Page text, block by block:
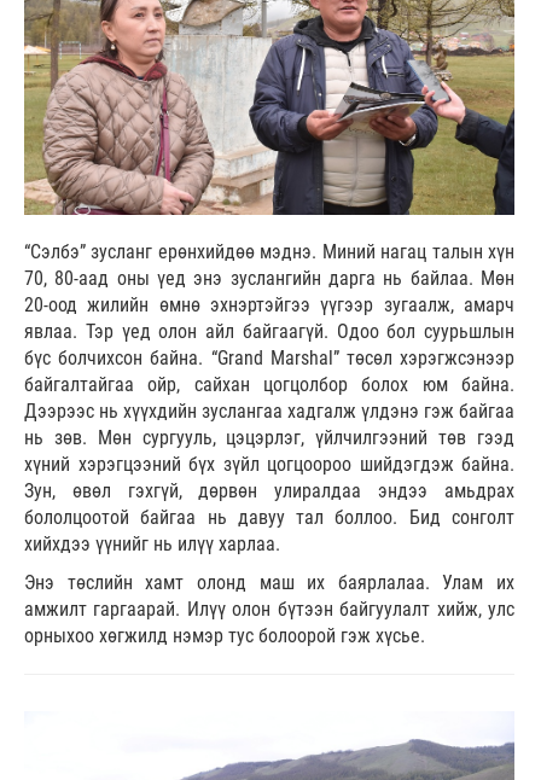
“Сэлбэ” зусланг ерөнхийдөө мэднэ. Миний нагац талын хүн
70, 80-аад оны үед энэ зуслангийн дарга нь байлаа. Мөн
20-оод жилийн өмнө эхнэртэйгээ үүгээр зугаалж, амарч
явлаа. Тэр үед олон айл байгаагүй. Одоо бол суурьшлын
бүс болчихсон байна. “Grand Marshal” төсөл хэрэгжсэнээр
байгалтайгаа ойр, сайхан цогцолбор болох юм байна.
Дээрээс нь хүүхдийн зуслангаа хадгалж үлдэнэ гэж байгаа
нь зөв. Мөн сургууль, цэцэрлэг, үйлчилгээний төв гээд
хүний хэрэгцээний бүх зүйл цогцоороо шийдэгдэж байна.
Зун, өвөл гэхгүй, дөрвөн улиралдаа эндээ амьдрах
бололцоотой байгаа нь давуу тал боллоо. Бид сонголт
хийхдээ үүнийг нь илүү харлаа.
Энэ төслийн хамт олонд маш их баярлалаа. Улам их
амжилт гаргаарай. Илүү олон бүтээн байгуулалт хийж, улс
орныхоо хөгжилд нэмэр тус болоорой гэж хүсье.